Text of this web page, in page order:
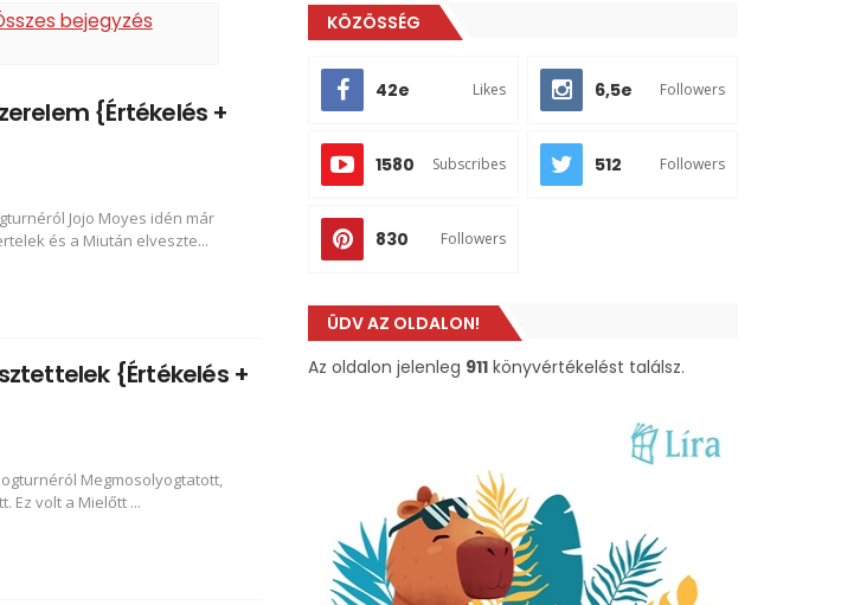
bejegyzés
{Értékelés +
Jojo Moyes idén már
és a Miután elveszte...
{Értékelés +
Megmosolyogtatott,
Ez volt a Mielőtt ...
KÖZÖSSÉG
42e Likes 6,5e Followers
1580 Subscribes 512 Followers
830 Followers
ÜDV AZ OLDALON!
Az oldalon jelenleg 911 könyvértékelést találsz.